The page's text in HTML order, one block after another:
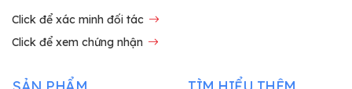
Click để xác minh đối tác
Click để xem chứng nhận